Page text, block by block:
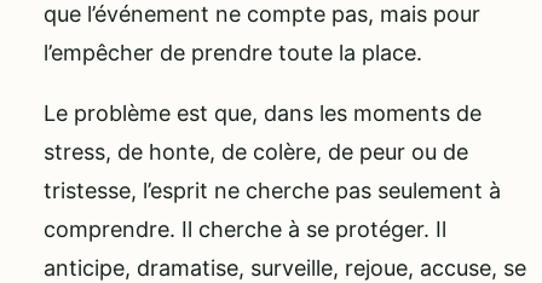
que l’événement ne compte pas, mais pour
l’empêcher de prendre toute la place.
Le problème est que, dans les moments de
stress, de honte, de colère, de peur ou de
tristesse, l’esprit ne cherche pas seulement à
comprendre. Il cherche à se protéger. Il
anticipe, dramatise, surveille, rejoue, accuse, se